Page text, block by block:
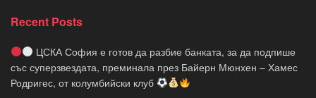
Recent Posts
ЦСКА София е готов да разбие банката, за да подпише
със суперзвездата, преминала през Байерн Мюнхен – Хамес
Родригес, от колумбийски клуб